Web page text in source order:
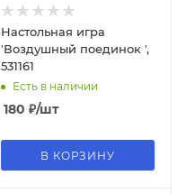
Настольная игра
'Воздушный поединок ',
531161
Есть в наличии
180 ₽/шт
В КОРЗИНУ